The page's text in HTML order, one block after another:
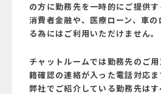
の方に勤務先を一時的にご提供す
消費者金融や、医療ローン、車の
る為にはご利用いただけません。
チャットルームでは勤務先のご
籍確認の連絡が入った電話対応ま
弊社でご紹介している勤務先は